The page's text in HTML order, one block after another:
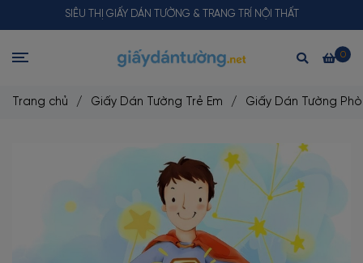
SIÊU THỊ GIẤY DÁN TƯỜNG & TRANG TRÍ NỘI THẤT
0
Trang chủ / Giấy Dán Tường Trẻ Em / Giấy Dán Tường